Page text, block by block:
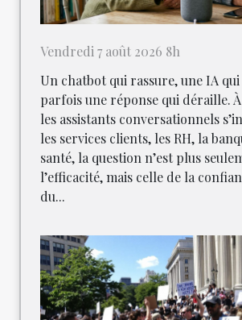
Vendredi 7 août 2026 8h
Un chatbot qui rassure, une IA
parfois une réponse qui déraille.
les assistants conversationnels
les services clients, les RH, la
santé, la question n’est plus
l’efficacité, mais celle de la
du...